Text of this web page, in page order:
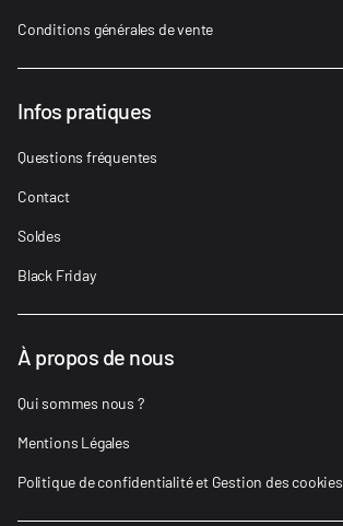
Conditions générales de vente
Infos pratiques
Questions fréquentes
Contact
Soldes
Black Friday
À propos de nous
Qui sommes nous ?
Mentions Légales
Politique de confidentialité et Gestion des cookies